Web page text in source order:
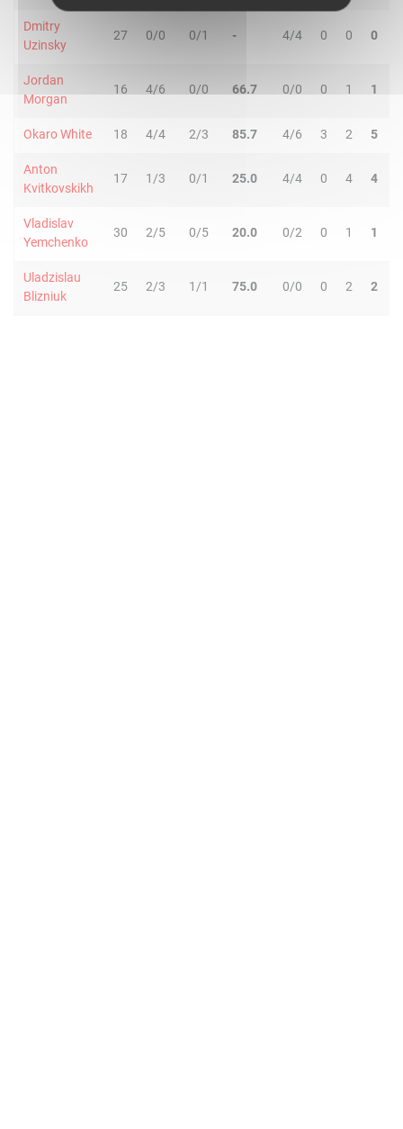
Dmitry
Uzinsky
27 0/0 0/1 - 4/4 0 0 0
Jordan
Morgan
16 4/6 0/0 66.7 0/0 0 1 1
Okaro White 18 4/4 2/3 85.7 4/6 3 2 5
Anton
Kvitkovskikh
17 1/3 0/1 25.0 4/4 0 4 4
Vladislav
Yemchenko
30 2/5 0/5 20.0 0/2 0 1 1
Uladzislau
Blizniuk
25 2/3 1/1 75.0 0/0 0 2 2